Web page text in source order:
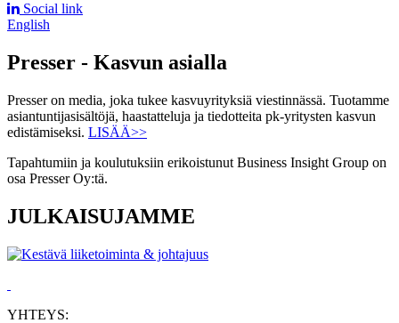
Social link
English
Presser - Kasvun asialla
Presser on media, joka tukee kasvuyrityksiä viestinnässä. Tuotamme
asiantuntijasisältöjä, haastatteluja ja tiedotteita pk-yritysten kasvun
edistämiseksi. LISÄÄ>>
Tapahtumiin ja koulutuksiin erikoistunut Business Insight Group on
osa Presser Oy:tä.
JULKAISUJAMME
YHTEYS: